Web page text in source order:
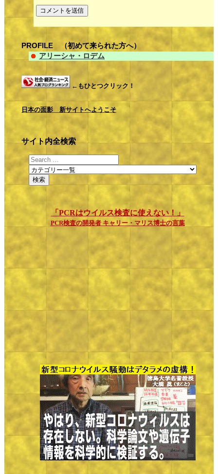
PROFILE （初めて来られた方へ）
アリーシャ・ロデム
←もひとつクリック！
日本の面影 新サイトへようこそ
サイト内全検索
「PCRはウイルス検査に使えない！」
PCR検査の開発者 キャリー・マリス博士の言葉